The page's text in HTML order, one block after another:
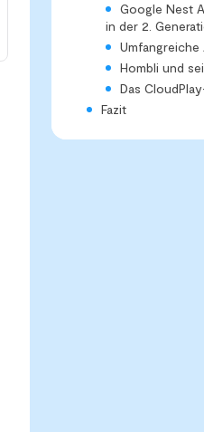
Google Nest
in der 2.
Hombli und
Das
Fazit